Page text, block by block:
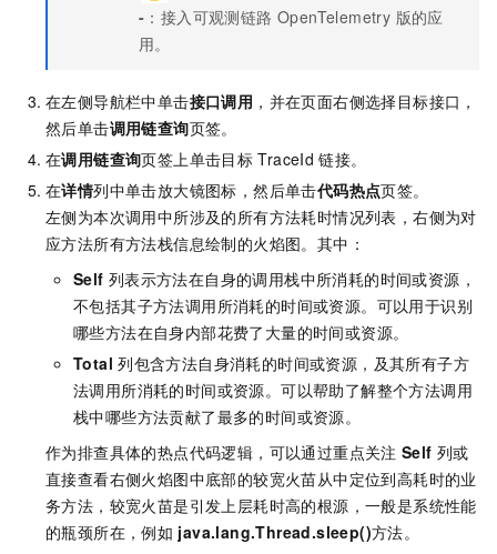
- ：接入 可观测链路 OpenTelemetry 版的应
用。
在左侧导航栏中单击接口调用 ，并在页面右侧选择目标接口，
然后单击调用链查询页签。
在调用链查询页签上单击目标 TraceId 链接。
在详情列中单击放大镜图标，然后单击代码热点页签。
左侧为本次调用中所涉及的所有方法耗时情况列表，右侧为对
应方法所有方法栈信息绘制的火焰图。其中：
Self 列表示方法在自身的调用栈中所消耗的时间或资源，
不包括其子方法调用所消耗的时间或资源。可以用于识别
哪些方法在自身内部花费了大量的时间或资源。
Total 列包含方法自身消耗的时间或资源，及其所有子方
法调用所消耗的时间或资源。可以帮助了解整个方法调用
栈中哪些方法贡献了最多的时间或资源。
作为排查具体的热点代码逻辑，可以通过重点关注 Self 列或
直接查看右侧火焰图中底部的较宽火苗从中定位到高耗时的业
务方法，较宽火苗是引发上层耗时高的根源，一般是系统性能
的瓶颈所在，例如 java.lang.Thread.sleep()方法。